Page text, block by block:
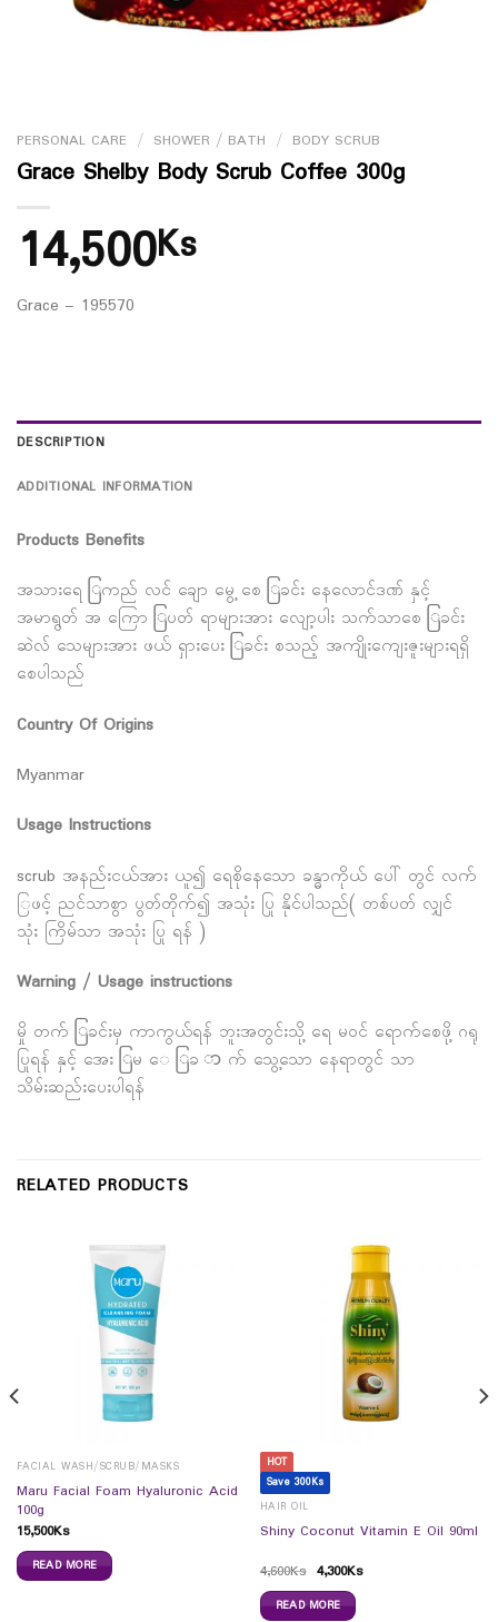
PERSONAL CARE / SHOWER / BATH / BODY SCRUB
Grace Shelby Body Scrub Coffee 300g
14,500Ks
Grace – 195570
DESCRIPTION
ADDITIONAL INFORMATION
Products Benefits
အသားရေ ြကည် လင် ချော မွေ့ စေ ြခင်း နေလောင်ဒဏ် နှင့်
အမာရွတ် အ ကြော ြပတ် ရာများအား လျော့ပါး သက်သာစေ ြခင်း
ဆဲလ် သေများအား ဖယ် ရှားပေး ြခင်း စသည့် အကျိုးကျေးဇူးများရရှိ
စေပါသည်
Country Of Origins
Myanmar
Usage Instructions
scrub အနည်းငယ်အား ယူ၍ ရေစိုနေသော ခန္ဓာကိုယ် ပေါ် တွင် လက်
ြဖင့် ညင်သာစွာ ပွတ်တိုက်၍ အသုံး ပြု နိုင်ပါသည်( တစ်ပတ် လျှင်
သုံး ကြိမ်သာ အသုံး ပြု ရန် )
Warning / Usage instructions
မှို တက် ြခင်းမှ ကာကွယ်ရန် ဘူးအတွင်းသို့ ရေ မဝင် ရောက်စေဖို့ ဂရု
ပြုရန် နှင့် အေး ြမ ‌ေ ြခ ာ က် သွေ့သော နေရာတွင် သာ
သိမ်းဆည်းပေးပါရန်
RELATED PRODUCTS
FACIAL WASH/SCRUB/MASKS
Maru Facial Foam Hyaluronic Acid
100g
15,500Ks
READ MORE
HOT
Save 300Ks
HAIR OIL
Shiny Coconut Vitamin E Oil 90ml
4,600Ks 4,300Ks
READ MORE